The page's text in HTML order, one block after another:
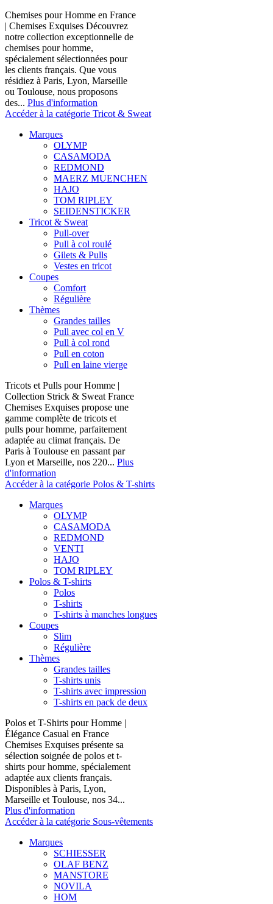
Chemises pour Homme en France
| Chemises Exquises Découvrez
notre collection exceptionnelle de
chemises pour homme,
spécialement sélectionnées pour
les clients français. Que vous
résidiez à Paris, Lyon, Marseille
ou Toulouse, nous proposons
des... Plus d'information
Accéder à la catégorie Tricot & Sweat
Marques
OLYMP
CASAMODA
REDMOND
MAERZ MUENCHEN
HAJO
TOM RIPLEY
SEIDENSTICKER
Tricot & Sweat
Pull-over
Pull à col roulé
Gilets & Pulls
Vestes en tricot
Coupes
Comfort
Régulière
Thèmes
Grandes tailles
Pull avec col en V
Pull à col rond
Pull en coton
Pull en laine vierge
Tricots et Pulls pour Homme |
Collection Strick & Sweat France
Chemises Exquises propose une
gamme complète de tricots et
pulls pour homme, parfaitement
adaptée au climat français. De
Paris à Toulouse en passant par
Lyon et Marseille, nos 220... Plus
d'information
Accéder à la catégorie Polos & T-shirts
Marques
OLYMP
CASAMODA
REDMOND
VENTI
HAJO
TOM RIPLEY
Polos & T-shirts
Polos
T-shirts
T-shirts à manches longues
Coupes
Slim
Régulière
Thèmes
Grandes tailles
T-shirts unis
T-shirts avec impression
T-shirts en pack de deux
Polos et T-Shirts pour Homme |
Élégance Casual en France
Chemises Exquises présente sa
sélection soignée de polos et t-
shirts pour homme, spécialement
adaptée aux clients français.
Disponibles à Paris, Lyon,
Marseille et Toulouse, nos 34...
Plus d'information
Accéder à la catégorie Sous-vêtements
Marques
SCHIESSER
OLAF BENZ
MANSTORE
NOVILA
HOM